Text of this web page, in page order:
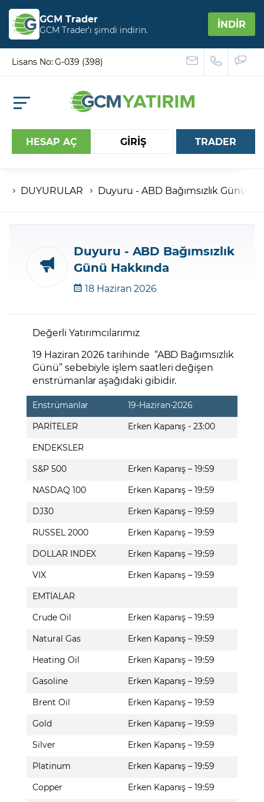
GCM Trader
GCM Trader’ı şimdi indirin. İNDİR
Lisans No: G-039 (398)
HESAP AÇ GİRİŞ
Hesap numaranız
Şifreniz
Şifremi Unuttum
TRADER
DUYURULAR Duyuru - ABD Bağımsızlık Günü
Duyuru - ABD Bağımsızlık
Günü Hakkında
18 Haziran 2026
Değerli Yatırımcılarımız
19 Haziran 2026 tarihinde “ABD Bağımsızlık
Günü” sebebiyle işlem saatleri değişen
enstrümanlar aşağıdaki gibidir.
Enstrümanlar
19-Haziran-2026
PARİTELER
Erken Kapanış - 23:00
ENDEKSLER
S&P 500
Erken Kapanış – 19:59
NASDAQ 100
Erken Kapanış – 19:59
DJ30
Erken Kapanış – 19:59
RUSSEL 2000
Erken Kapanış – 19:59
DOLLAR INDEX
Erken Kapanış – 19:59
VIX
Erken Kapanış – 19:59
EMTİALAR
Crude Oil
Erken Kapanış – 19:59
Natural Gas
Erken Kapanış – 19:59
Heating Oil
Erken Kapanış – 19:59
Gasoline
Erken Kapanış – 19:59
Brent Oil
Erken Kapanış – 19:59
Gold
Erken Kapanış – 19:59
Silver
Erken Kapanış – 19:59
Platinum
Erken Kapanış – 19:59
Copper
Erken Kapanış – 19:59